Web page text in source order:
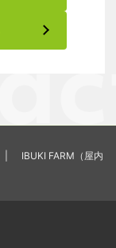
IBUKI FARM（屋内